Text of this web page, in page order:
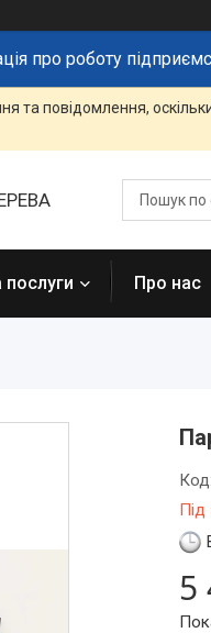
про роботу
повідомлення,
послуги Про нас
Під
5